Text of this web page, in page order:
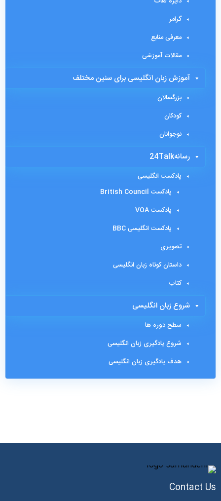
گرامر
معرفی منابع
مقالات آموزشی
آموزش زبان انگلیسی برای سنین مختلف
بزرگسالان
کودکان
نوجوانان
رسانه24Talk
پادکست انگلیسی
پادکست British Council
پادکست VOA
پادکست انگلیسی BBC
تصویری
داستان کوتاه زبان انگلیسی
کتاب
شروع زبان انگلیسی
سطح دوره ها
شروع یادگیری زبان انگلیسی
هدف یادگیری زبان انگلیسی
Contact Us